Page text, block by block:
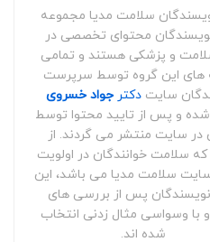
سلامت مدیا مجموعه
محتوای تخصصی در
و پزشکی هستند و تمامی
های این گروه توسط سرپرست
سایت دکتر جواد خسروی
شده و پس از تایید محتوا توسط
در سایت منتشر می گردند. از
سلامت خوانندگان در اولویت
سلامت مدیا می باشد، این
پس از بررسی های
با وسواسی مثال زدنی انتخاب
شده اند.